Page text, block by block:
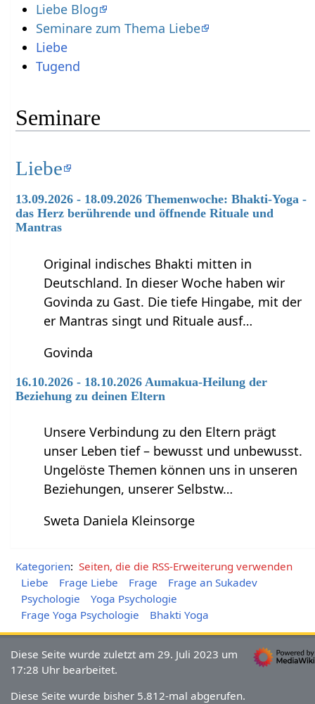
Liebe Blog
Seminare zum Thema Liebe
Liebe
Tugend
Seminare
Liebe
13.09.2026 - 18.09.2026 Themenwoche: Bhakti-Yoga -
das Herz berührende und öffnende Rituale und
Mantras
Original indisches Bhakti mitten in
Deutschland. In dieser Woche haben wir
Govinda zu Gast. Die tiefe Hingabe, mit der
er Mantras singt und Rituale ausf…
Govinda
16.10.2026 - 18.10.2026 Aumakua-Heilung der
Beziehung zu deinen Eltern
Unsere Verbindung zu den Eltern prägt
unser Leben tief – bewusst und unbewusst.
Ungelöste Themen können uns in unseren
Beziehungen, unserer Selbstw…
Sweta Daniela Kleinsorge
Kategorien: Seiten, die die RSS-Erweiterung verwenden
Liebe
Frage Liebe Frage
Frage an Sukadev
Psychologie
Yoga Psychologie
Frage Yoga Psychologie
Bhakti Yoga
Diese Seite wurde zuletzt am 29. Juli 2023 um
17:28 Uhr bearbeitet.
Diese Seite wurde bisher 5.812-mal abgerufen.